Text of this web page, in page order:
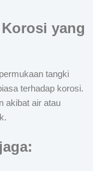
yang
tangki
terhadap korosi.
akibat air atau